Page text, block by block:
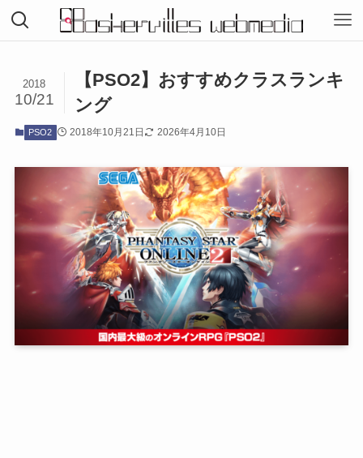
【PSO2】おすすめクラスランキ
ング
2018
10/21
PSO2 2018年10月21日 2026年4月10日